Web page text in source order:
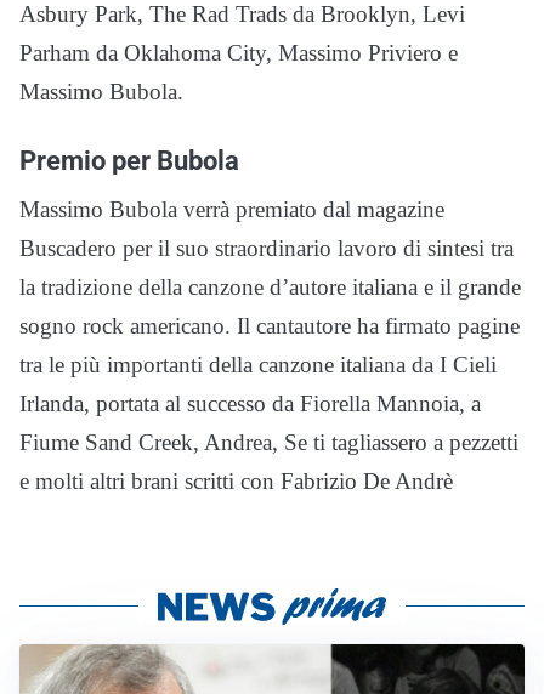
Asbury Park, The Rad Trads da Brooklyn, Levi
Parham da Oklahoma City, Massimo Priviero e
Massimo Bubola.
Premio per Bubola
Massimo Bubola verrà premiato dal magazine
Buscadero per il suo straordinario lavoro di sintesi tra
la tradizione della canzone d’autore italiana e il grande
sogno rock americano. Il cantautore ha firmato pagine
tra le più importanti della canzone italiana da I Cieli
Irlanda, portata al successo da Fiorella Mannoia, a
Fiume Sand Creek, Andrea, Se ti tagliassero a pezzetti
e molti altri brani scritti con Fabrizio De Andrè